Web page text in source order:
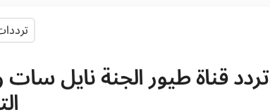
تردد قناة طيور الجنة نايل